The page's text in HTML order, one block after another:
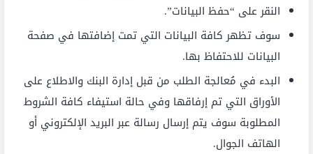
النقر على “حفظ البيانات”.
سوف تظهر كافة البيانات التي تمت إضافتها في صفحة
البيانات للاحتفاظ بها.
البدء في مُعالجة الطلب من قبل إدارة البنك والاطلاع على
الأوراق التي تم إرفاقها وفي حالة استيفاء كافة الشروط
المطلوبة سوف يتم إرسال رسالة عبر البريد الإلكتروني أو
الهاتف الجوال.